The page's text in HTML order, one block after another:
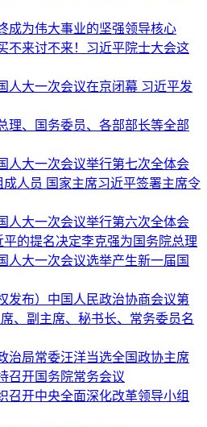
成为伟大事业的坚强领导核心
不来讨不来！习近平院士大会这
人大一次会议在京闭幕 习近平发
理、国务委员、各部部长等全部
人大一次会议举行第七次全体会
人员 国家主席习近平签署主席令
人大一次会议举行第六次全体会
的提名决定李克强为国务院总理
人大一次会议选举产生新一届国
发布）中国人民政治协商会议第
、副主席、秘书长、常务委员名
治局常委汪洋当选全国政协主席
召开国务院常务会议
召开中央全面深化改革领导小组